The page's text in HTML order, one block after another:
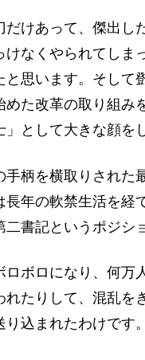
けあって、傑出し
なくやられてしま
思います。そして
た改革の取り組み
として大きな顔を
柄を横取りされた
年の軟禁生活を経
書記というポジシ
ボロになり、何万
れたりして、混乱を
込まれたわけです。